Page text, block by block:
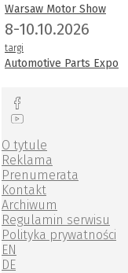
Warsaw Motor Show
8-10.10.2026
targi
Automotive Parts Expo
O tytule
Reklama
Prenumerata
Kontakt
Archiwum
Regulamin serwisu
Polityka prywatności
EN
DE